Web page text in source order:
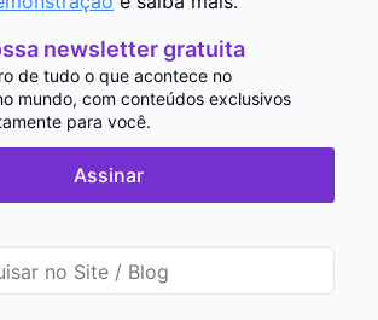
newsletter gratuita
de tudo o que acontece no
mundo, com conteúdos exclusivos
para você.
Assinar